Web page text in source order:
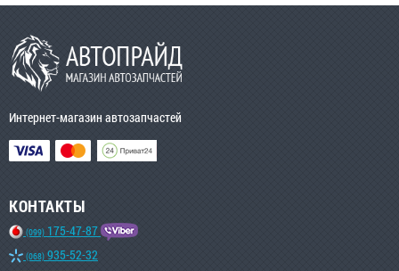
Интернет-магазин автозапчастей
КОНТАКТЫ
(099) 175-47-87
(068) 935-52-32